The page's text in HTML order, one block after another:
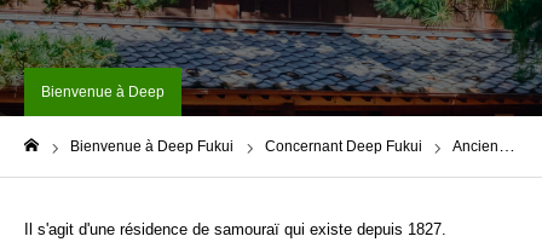
Bienvenue à Deep
Fukui
Bienvenue à Deep Fukui Concernant Deep Fukui Ancienne maison de la famille Tamura
Il s'agit d'une résidence de samouraï qui existe depuis 1827.